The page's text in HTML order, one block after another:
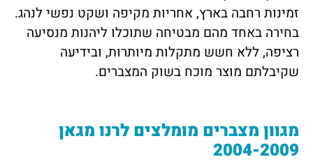
זמינות רחבה בארץ, אחריות מקיפה ושקט נפשי לנהג.
בחירה באחד מהם מבטיחה שתוכלו ליהנות מנסיעה
רציפה, ללא חשש מתקלות מיותרות, ובידיעה
שקיבלתם מוצר מוכח בשוק המצברים.
מגוון מצברים מומלצים לרנו מגאן
2004-2009